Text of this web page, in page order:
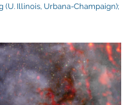
(U. Illinois, Urbana-Champaign);